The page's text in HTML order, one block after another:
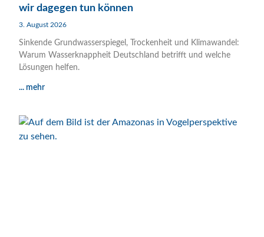
wir dagegen tun können
3. August 2026
Sinkende Grundwasserspiegel, Trockenheit und Klimawandel:
Warum Wasserknappheit Deutschland betrifft und welche
Lösungen helfen.
... mehr